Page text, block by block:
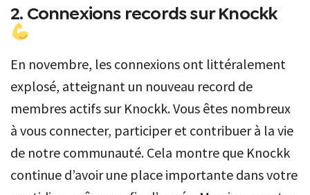
2. Connexions records sur Knockk
En novembre, les connexions ont littéralement
explosé, atteignant un nouveau record de
membres actifs sur Knockk. Vous êtes nombreux
à vous connecter, participer et contribuer à la vie
de notre communauté. Cela montre que Knockk
continue d’avoir une place importante dans votre